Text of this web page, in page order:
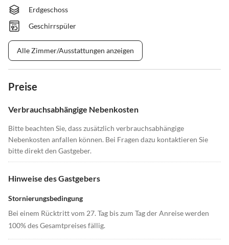
Erdgeschoss
Geschirrspüler
Alle Zimmer/Ausstattungen anzeigen
Preise
Verbrauchsabhängige Nebenkosten
Bitte beachten Sie, dass zusätzlich verbrauchsabhängige
Nebenkosten anfallen können. Bei Fragen dazu kontaktieren Sie
bitte direkt den Gastgeber.
Hinweise des Gastgebers
Stornierungsbedingung
Bei einem Rücktritt vom 27. Tag bis zum Tag der Anreise werden
100% des Gesamtpreises fällig.